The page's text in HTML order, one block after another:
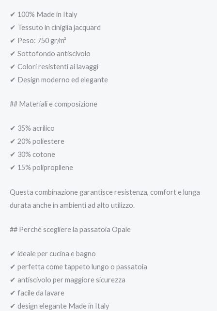
✔ 100% Made in Italy
✔ Tessuto in ciniglia jacquard
✔ Peso: 750 gr/m²
✔ Sottofondo antiscivolo
✔ Colori resistenti ai lavaggi
✔ Design moderno ed elegante
## Materiali e composizione
✔ 35% acrilico
✔ 20% poliestere
✔ 30% cotone
✔ 15% polipropilene
Questa combinazione garantisce resistenza, comfort e lunga
durata anche in ambienti ad alto utilizzo.
## Perché scegliere la passatoia Opale
✔ ideale per cucina e bagno
✔ perfetta come tappeto lungo o passatoia
✔ antiscivolo per maggiore sicurezza
✔ facile da lavare
✔ design elegante Made in Italy